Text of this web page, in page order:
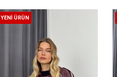
YENI ÜRÜN